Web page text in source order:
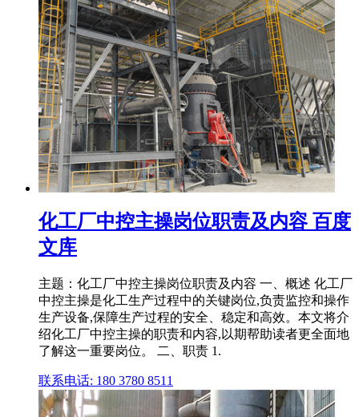
化工厂中控主操岗位职责及内容 百度
文库
主题：化工厂中控主操岗位职责及内容 一、概述 化工厂
中控主操是化工生产过程中的关键岗位,负责监控和操作
生产设备,保障生产过程的安全、稳定和高效。本文将介
绍化工厂中控主操的职责和内容,以期帮助读者更全面地
了解这一重要岗位。 二、职责 1.
联系电话: 180 3780 8511